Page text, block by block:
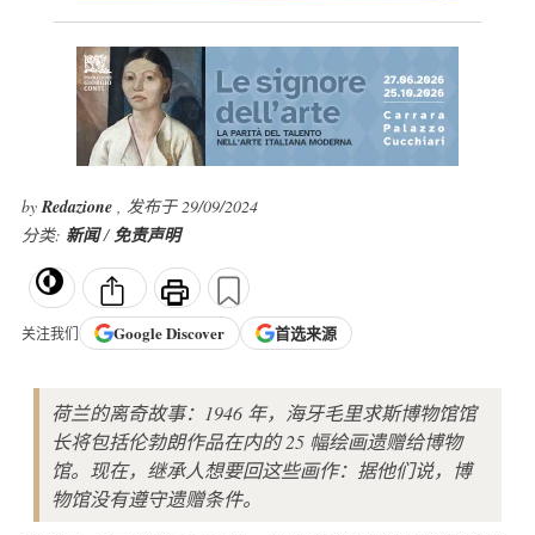
byRedazione , 发布于 29/09/2024
分类: 新闻/免责声明
关注我们 GoogleDiscover 首选来源
荷兰的离奇故事：1946 年，海牙毛里求斯博物馆馆
长将包括伦勃朗作品在内的 25 幅绘画遗赠给博物
馆。现在，继承人想要回这些画作：据他们说，博
物馆没有遵守遗赠条件。